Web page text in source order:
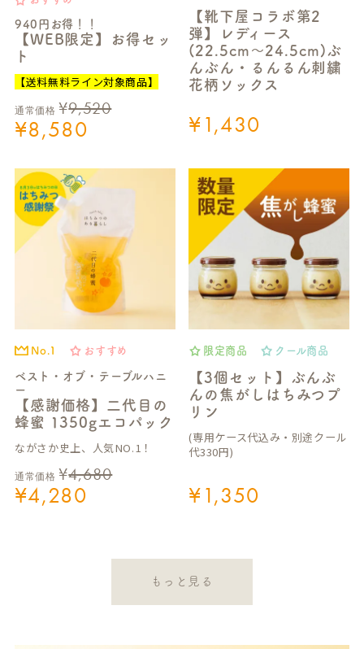
940円お得！！
【WEB限定】お得セッ
ト
【送料無料ライン対象商品】
通常価格 ¥9,520
¥8,580
【靴下屋コラボ第2
弾】レディース
(22.5cm～24.5cm)ぶ
んぶん・るんるん刺繍
花柄ソックス
¥1,430
No.1 おすすめ
ベスト・オブ・テーブルハニ
ー
【感謝価格】二代目の
蜂蜜 1350gエコパック
ながさか史上、人気NO.1！
通常価格 ¥4,680
¥4,280
限定商品 クール商品
【3個セット】ぶんぶ
んの焦がしはちみつプ
リン
(専用ケース代込み・別途クール
代330円)
¥1,350
もっと見る